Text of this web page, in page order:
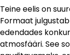
Teine eelis on
Formaat
edendades
atmosfääri. See